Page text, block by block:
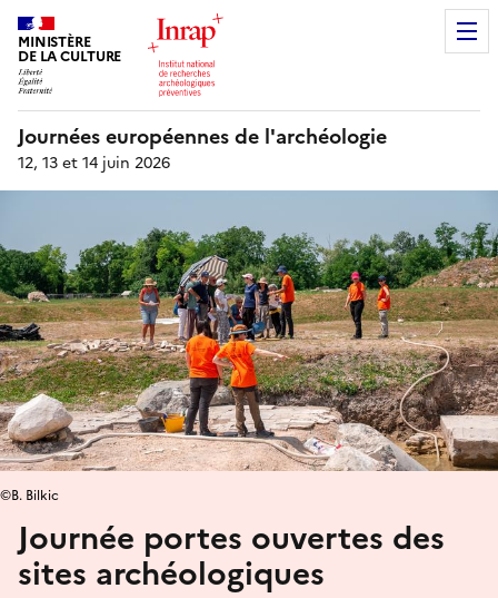
MINISTÈRE
DE LA CULTURE
Journées européennes de l'archéologie
12, 13 et 14 juin 2026
Journée portes ouvertes des
sites archéologiques
©B. Bilkic